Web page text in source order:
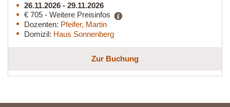
26.11.2026 - 29.11.2026
€ 705 - Weitere Preisinfos
Dozenten: Pfeifer, Martin
Domizil: Haus Sonnenberg
Zur Buchung